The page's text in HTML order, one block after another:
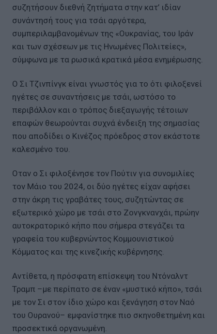
συζητήσουν διεθνή ζητήματα στην κατ’ ιδίαν
συνάντησή τους για τσάι αργότερα,
συμπεριλαμβανομένων της «Ουκρανίας, του Ιράν
και των σχέσεων με τις Ηνωμένες Πολιτείες»,
σύμφωνα με τα ρωσικά κρατικά μέσα ενημέρωσης.
Ο Σι Τζινπίνγκ είναι γνωστός για το ότι φιλοξενεί
ηγέτες σε συναντήσεις με τσάι, ωστόσο το
περιβάλλον και ο τρόπος διεξαγωγής τέτοιων
επαφών θεωρούνται συχνά ένδειξη της σημασίας
που αποδίδει ο Κινέζος πρόεδρος στον εκάστοτε
καλεσμένο του.
Οταν ο Σι φιλοξένησε τον Πούτιν για συνομιλίες
τον Μάιο του 2024, οι δύο ηγέτες είχαν αφήσει
στην άκρη τις γραβάτες τους, συζητώντας σε
εξωτερικό χώρο με τσάι στο Ζονγκνανχάι, πρώην
αυτοκρατορικό κήπο που σήμερα στεγάζει τα
γραφεία του κυβερνώντος Κομμουνιστικού
Κόμματος και της κινεζικής κυβέρνησης.
Αντίθετα, η πρόσφατη επίσκεψη του Ντόναλντ
Τραμπ –με περίπατο σε έναν «μυστικό κήπο», τσάι
με τον Σι στον ίδιο χώρο και ξενάγηση στον Ναό
του Ουρανού– εμφανίστηκε πιο σκηνοθετημένη και
προσεκτικά οργανωμένη.